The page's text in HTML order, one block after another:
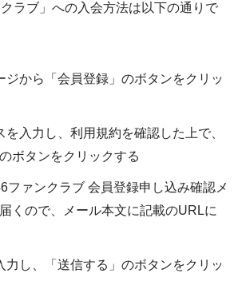
クラブ」への入会方法は以下の通りで
ジから「会員登録」のボタンをクリッ
を入力し、利用規約を確認した上で、
ボタンをクリックする
ファンクラブ 会員登録申し込み確認メ
くので、メール本文に記載のURLに
力し、「送信する」のボタンをクリッ